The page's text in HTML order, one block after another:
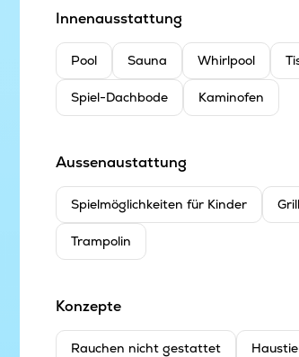
Innenausstattung
Pool Sauna Whirlpool
Spiel-Dachbode Kaminofen
Aussenaustattung
Spielmöglichkeiten für Kinder
Trampolin
Konzepte
Rauchen nicht gestattet